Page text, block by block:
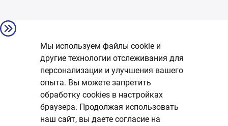
Мы используем файлы cookie и
другие технологии отслеживания для
персонализации и улучшения вашего
опыта. Вы можете запретить
обработку сookies в настройках
браузера. Продолжая использовать
наш сайт, вы даете согласие на